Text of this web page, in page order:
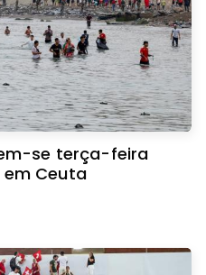
se terça-feira
Ceuta